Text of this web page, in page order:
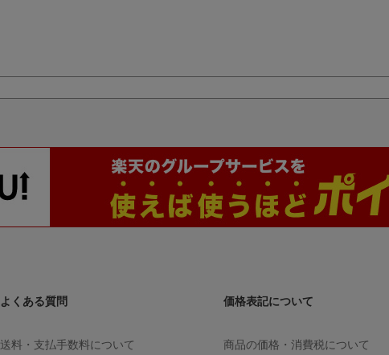
よくある質問
送料・支払手数料について
価格表記について
商品の価格・消費税について